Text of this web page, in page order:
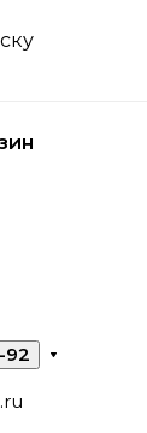
92